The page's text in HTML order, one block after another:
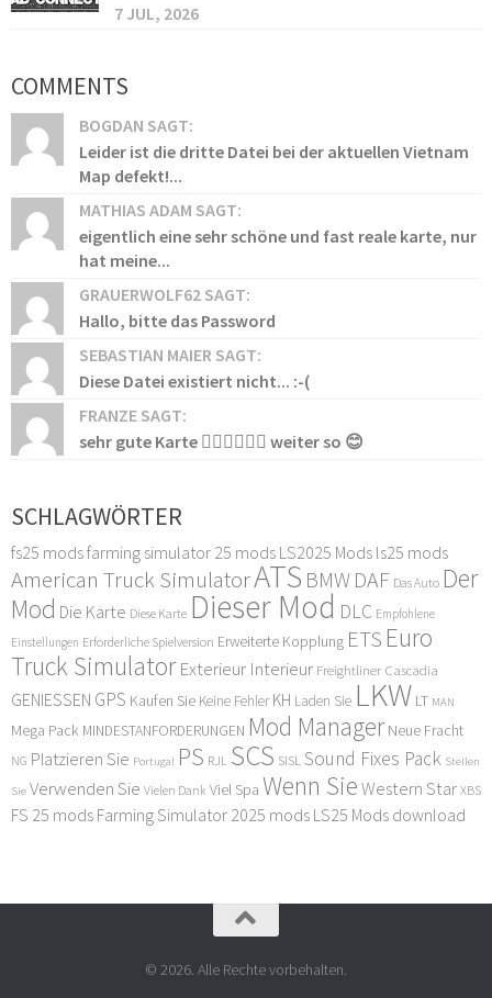
7 JUL, 2026
COMMENTS
BOGDAN SAGT:
Leider ist die dritte Datei bei der aktuellen Vietnam
Map defekt!...
MATHIAS ADAM SAGT:
eigentlich eine sehr schöne und fast reale karte, nur
hat meine...
GRAUERWOLF62 SAGT:
Hallo, bitte das Password
SEBASTIAN MAIER SAGT:
Diese Datei existiert nicht... :-(
FRANZE SAGT:
sehr gute Karte 👍🏻👍🏻👍🏻 weiter so 😊
SCHLAGWÖRTER
fs25 modsfarming simulator 25 mods LS2025 Mods ls25 mods
American Truck SimulatorATS BMW DAF Das Auto Der
Mod Die Karte Diese Karte Dieser Mod DLC Empfohlene
Einstellungen Erforderliche Spielversion Erweiterte Kopplung ETS Euro
Truck Simulator Exterieur Interieur Freightliner Cascadia
GENIESSEN GPS Kaufen Sie Keine Fehler KH Laden Sie LKW LT MAN
Mega Pack MINDESTANFORDERUNGEN Mod Manager Neue Fracht
NG Platzieren Sie Portugal PS RJL SCS SISL Sound Fixes Pack Stellen
Sie Verwenden Sie Vielen Dank Viel Spa Wenn Sie Western Star XBS
FS 25 mods Farming Simulator 2025 mods LS25 Mods download
© 2026. Alle Rechte vorbehalten.